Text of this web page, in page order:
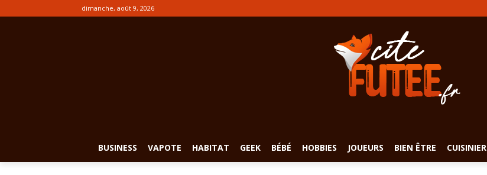
dimanche, août 9, 2026
BUSINESS VAPOTE HABITAT GEEK BÉBÉ HOBBIES JOUEURS BIEN ÊTRE CUISINIER